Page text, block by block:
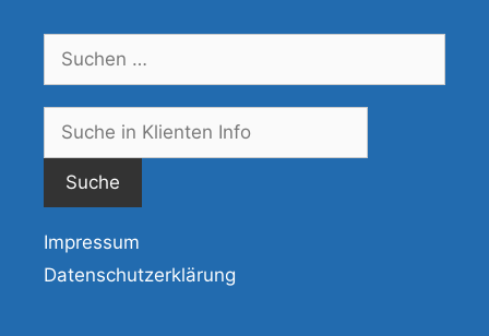
Suchen
nach:
Impressum
Datenschutzerklärung